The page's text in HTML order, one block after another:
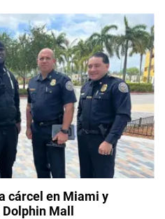
cárcel en Miami y
Mall